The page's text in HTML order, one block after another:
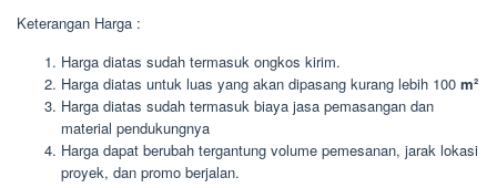
Keterangan Harga :
Harga diatas sudah termasuk ongkos kirim.
Harga diatas untuk luas yang akan dipasang kurang lebih 100 m²
Harga diatas sudah termasuk biaya jasa pemasangan dan
material pendukungnya
Harga dapat berubah tergantung volume pemesanan, jarak lokasi
proyek, dan promo berjalan.